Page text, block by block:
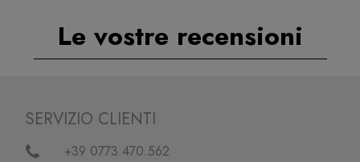
Le vostre recensioni
SERVIZIO CLIENTI
+39 0773.470.562